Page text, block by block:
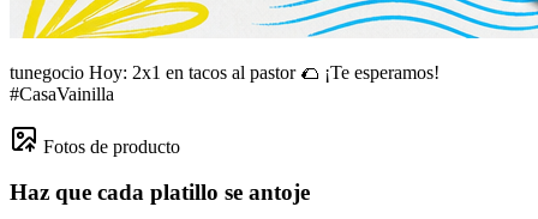
tunegocio Hoy: 2x1 en tacos al pastor 🌮 ¡Te esperamos!
#CasaVainilla
Fotos de producto
Haz que cada platillo se antoje